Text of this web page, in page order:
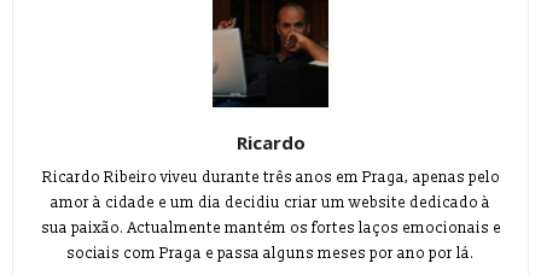
Ricardo
Ricardo Ribeiro viveu durante três anos em Praga, apenas pelo
amor à cidade e um dia decidiu criar um website dedicado à
sua paixão. Actualmente mantém os fortes laços emocionais e
sociais com Praga e passa alguns meses por ano por lá.